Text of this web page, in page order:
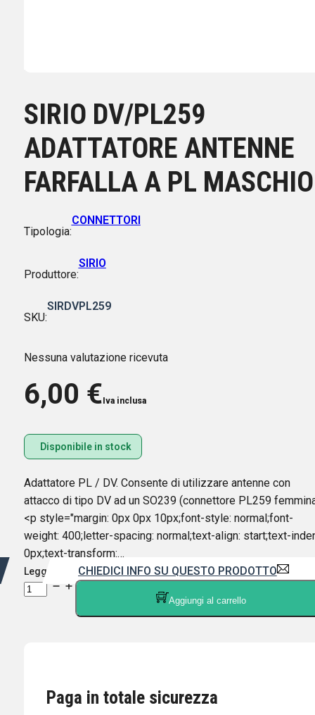
SIRIO DV/PL259
ADATTATORE ANTENNE
FARFALLA A PL MASCHIO
Tipologia:
CONNETTORI
Produttore:
SIRIO
SKU:
SIRDVPL259
Nessuna valutazione ricevuta
6,00 € Iva inclusa
Disponibile in stock
Adattatore PL / DV. Consente di utilizzare antenne con
attacco di tipo DV ad un SO239 (connettore PL259
<p style="margin: 0px 0px 10px;font-style: normal;font-
weight: 400;letter-spacing: normal;text-align: start;text-
0px;text-transform:…
Leggi di più CHIEDICI INFO SU QUESTO PRODOTTO
SIRIO
MASCHIO
Aggiungi al carrello
Paga in totale sicurezza